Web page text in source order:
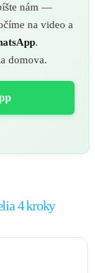
nám —
na video a
.
domova.
4 kroky